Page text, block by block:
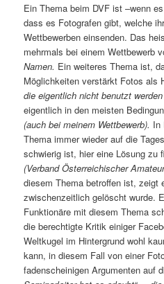
Ein Thema beim DVF ist –wenn
dass es Fotografen gibt, welche
Wettbewerben einsenden. Das
mehrmals bei einem Wettbewerb
Namen. Ein weiteres Thema ist,
Möglichkeiten verstärkt Fotos als
die eigentlich nicht benutzt
eigentlich in den meisten
(auch bei meinem Wettbewerb). In
Thema immer wieder auf die
schwierig ist, hier eine Lösung zu
(Verband Österreichischer
diesem Thema betroffen ist, zeigt
zwischenzeitlich gelöscht wurde.
Funktionäre mit diesem Thema
die berechtigte Kritik einiger
Weltkugel im Hintergrund wohl
kann, in diesem Fall von einer
fadenscheinigen Argumenten auf